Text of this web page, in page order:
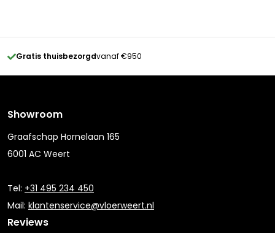
Gratis thuisbezorgdvanaf €950
Showroom
Graafschap Hornelaan 165
6001 AC Weert
Tel: +31 495 234 450
Mail: klantenservice@vloerweert.nl
Reviews